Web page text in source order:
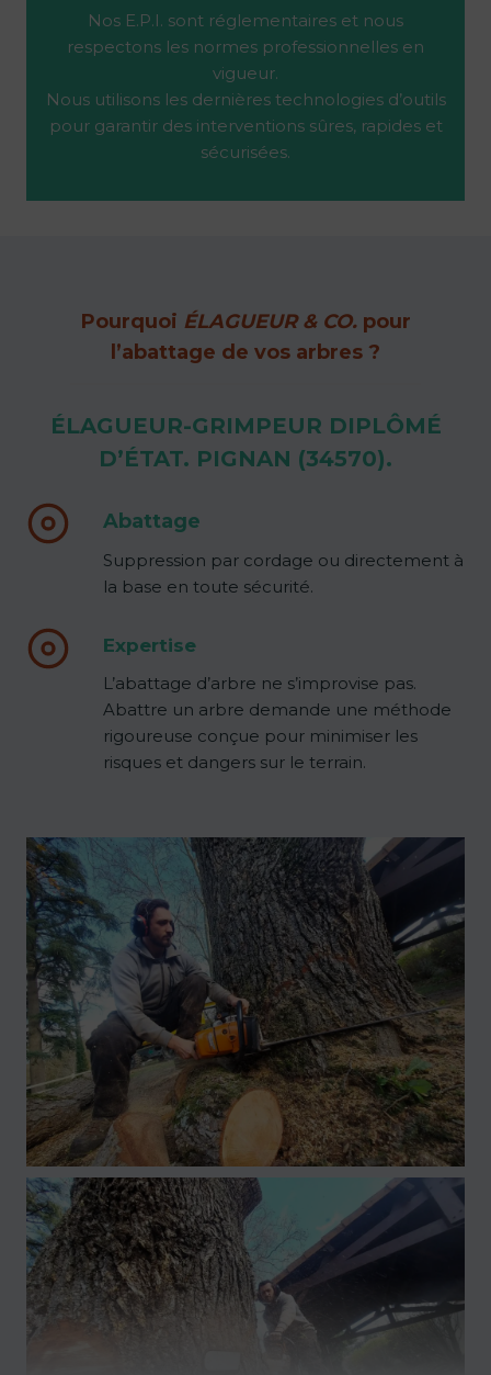
Nos E.P.I. sont réglementaires et nous
respectons les normes professionnelles en
vigueur.
Nous utilisons les dernières technologies d’outils
pour garantir des interventions sûres, rapides et
sécurisées.
Pourquoi ÉLAGUEUR & CO.pour
l’abattage de vos arbres ?
ÉLAGUEUR-GRIMPEUR DIPLÔMÉ
D’ÉTAT. PIGNAN (34570).
Abattage
Suppression par cordage ou directement à
la base en toute sécurité.
Expertise
L’abattage d’arbre ne s’improvise pas.
Abattre un arbre demande une méthode
rigoureuse conçue pour minimiser les
risques et dangers sur le terrain.
Content is collapsed. Activate the voir plus button to